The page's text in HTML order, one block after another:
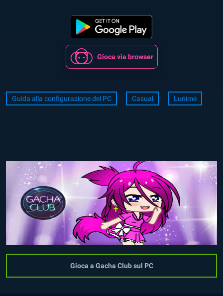
Gioca via browser
Guida alla configurazione del PC Casual Lunime
Gioca a Gacha Club sul PC